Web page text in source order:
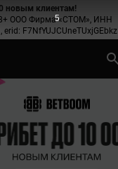
новым клиентам!
ООО Фирма «СТОМ», ИНН
F7NfYUJCUneTUxjGEbkz
5